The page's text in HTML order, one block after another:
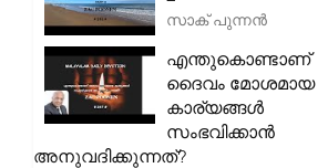
സാക് പുന്നൻ
എന്തുകൊണ്ടാണ്
ദൈവം മോശമായ
കാര്യങ്ങൾ
സംഭവിക്കാൻ
അനുവദിക്കുന്നത്?